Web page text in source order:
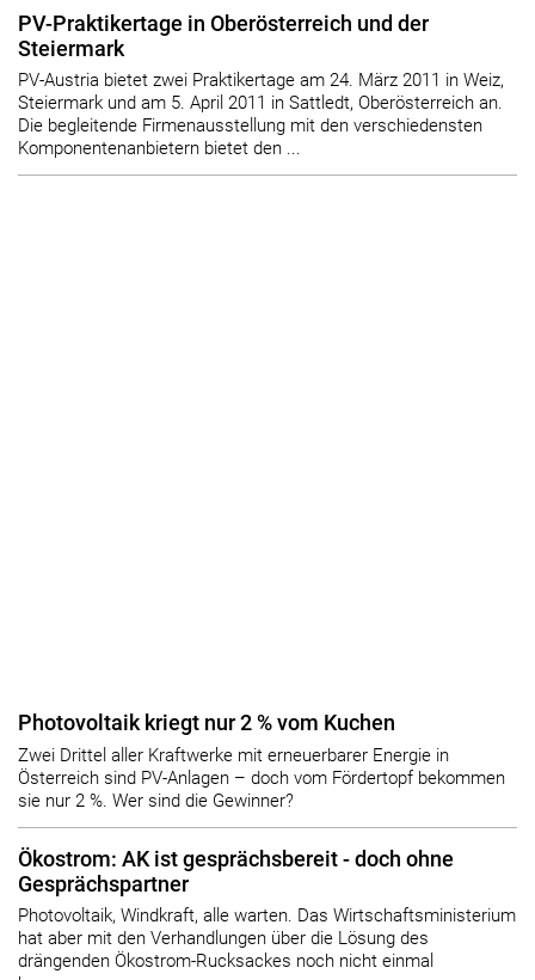
PV-Praktikertage in Oberösterreich und der
Steiermark
PV-Austria bietet zwei Praktikertage am 24. März 2011 in Weiz,
Steiermark und am 5. April 2011 in Sattledt, Oberösterreich an.
Die begleitende Firmenausstellung mit den verschiedensten
Komponentenanbietern bietet den ...
Photovoltaik kriegt nur 2 % vom Kuchen
Zwei Drittel aller Kraftwerke mit erneuerbarer Energie in
Österreich sind PV-Anlagen – doch vom Fördertopf bekommen
sie nur 2 %. Wer sind die Gewinner?
Ökostrom: AK ist gesprächsbereit - doch ohne
Gesprächspartner
Photovoltaik, Windkraft, alle warten. Das Wirtschaftsministerium
hat aber mit den Verhandlungen über die Lösung des
drängenden Ökostrom-Rucksackes noch nicht einmal